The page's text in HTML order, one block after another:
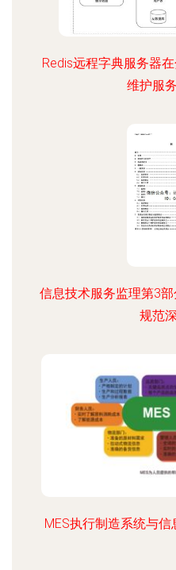
Redis远程字典服务器
维护服
信息技术服务监理第3
规范
MES执行制造系统与